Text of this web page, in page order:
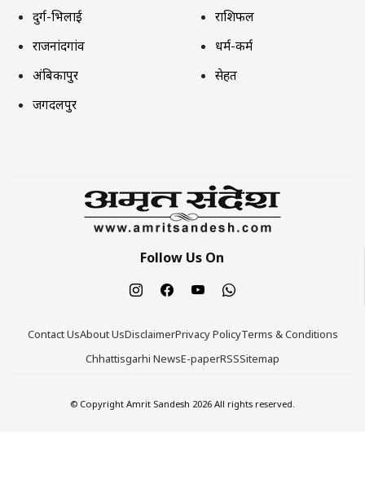
दुर्ग-भिलाई
राजनांदगांव
अंबिकापुर
जगदलपुर
राशिफल
धर्म-कर्म
सेहत
Follow Us On
Contact UsAbout UsDisclaimerPrivacy PolicyTerms & Conditions
Chhattisgarhi NewsE-paperRSSSitemap
© Copyright Amrit Sandesh 2026 All rights reserved.